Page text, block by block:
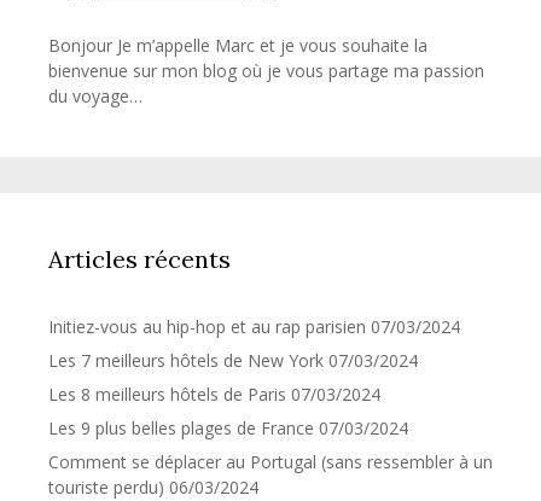
Bonjour Je m’appelle Marc et je vous souhaite la
bienvenue sur mon blog où je vous partage ma passion
du voyage…
Articles récents
Initiez-vous au hip-hop et au rap parisien 07/03/2024
Les 7 meilleurs hôtels de New York 07/03/2024
Les 8 meilleurs hôtels de Paris 07/03/2024
Les 9 plus belles plages de France 07/03/2024
Comment se déplacer au Portugal (sans ressembler à un
touriste perdu) 06/03/2024